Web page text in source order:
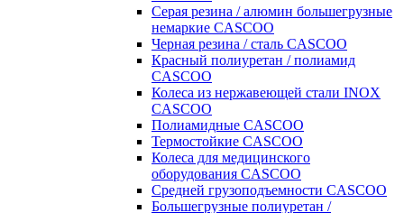
Серая резина / алюмин большегрузные
немаркие CASCOO
Черная резина / сталь CASCOO
Красный полиуретан / полиамид
CASCOO
Колеса из нержавеющей стали INOX
CASCOO
Полиамидные CASCOO
Термостойкие CASCOO
Колеса для медицинского
оборудования CASCOO
Средней грузоподъемности CASCOO
Большегрузные полиуретан /